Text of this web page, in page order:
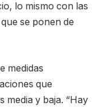
lo mismo con las
se ponen de
medidas
que
media y baja. “Hay